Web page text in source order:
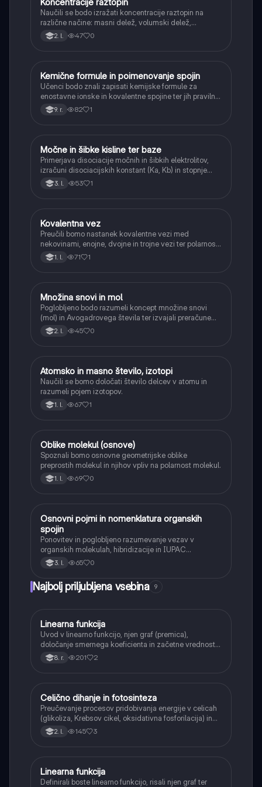
Kemija
Naučili se bodo izražati koncentracije raztopin na
različne načine: masni delež, volumski delež,
množinska koncentracija in masna koncentracija.
2. l. 47 0
Kemija
Kemične formule in poimenovanje spojin
Učenci bodo znali zapisati kemijske formule za
enostavne ionske in kovalentne spojine ter jih pravilno
poimenovati po osnovnih pravilih.
9. r. 82 1
Kemija
Močne in šibke kisline ter baze
Primerjava disociacije močnih in šibkih elektrolitov,
izračuni disociacijskih konstant (Ka, Kb) in stopnje
disociacije.
3. l. 53 1
Kemija
Kovalentna vez
Preučili bomo nastanek kovalentne vezi med
nekovinami, enojne, dvojne in trojne vezi ter polarnost
vezi.1. l. 71 1
Kemija
Množina snovi in mol
Poglobljeno bodo razumeli koncept množine snovi
(mol) in Avogadrovega števila ter izvajali preračune
med maso, množino in številom delcev.
2. l. 45 0
Kemija
Atomsko in masno število, izotopi
Naučili se bomo določati število delcev v atomu in
razumeli pojem izotopov.
1. l. 67 1
Kemija
Oblike molekul (osnove)
Spoznali bomo osnovne geometrijske oblike
preprostih molekul in njihov vpliv na polarnost molekul.
1. l. 69 0
Kemija
Osnovni pojmi in nomenklatura organskih
spojin
Ponovitev in poglobljeno razumevanje vezav v
organskih molekulah, hibridizacije in IUPAC
nomenklature za kompleksnejše spojine.
3. l. 65 0
Najbolj priljubljena vsebina 9
Matematika
Linearna funkcija
Uvod v linearno funkcijo, njen graf (premica),
določanje smernega koeficienta in začetne vrednosti.
Učenci bodo znali narisati graf linearne funkcije.
8. r. 201 2
Naravoslovje
Celično dihanje in fotosinteza
Preučevanje procesov pridobivanja energije v celicah
(glikoliza, Krebsov cikel, oksidativna fosforilacija) in
pretvorbe svetlobne energije v kemično energijo
(fotosinteza).
2. l. 145 3
Matematika
Linearna funkcija
Definirali boste linearno funkcijo, risali njen graf ter